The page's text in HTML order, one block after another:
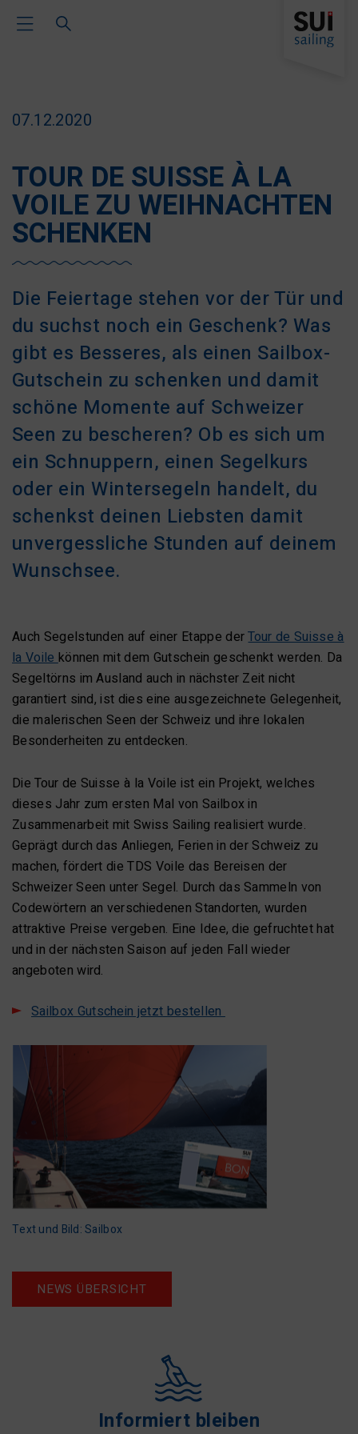
Toggle Main Navigation
07.12.2020
TOUR DE SUISSE À LA
VOILE ZU WEIHNACHTEN
SCHENKEN
Die Feiertage stehen vor der Tür und
du suchst noch ein Geschenk? Was
gibt es Besseres, als einen Sailbox-
Gutschein zu schenken und damit
schöne Momente auf Schweizer
Seen zu bescheren? Ob es sich um
ein Schnuppern, einen Segelkurs
oder ein Wintersegeln handelt, du
schenkst deinen Liebsten damit
unvergessliche Stunden auf deinem
Wunschsee.
Auch Segelstunden auf einer Etappe derTour de Suisse à
la Voile können mit dem Gutschein geschenkt werden. Da
Segeltörns im Ausland auch in nächster Zeit nicht
garantiert sind, ist dies eine ausgezeichnete Gelegenheit,
die malerischen Seen der Schweiz und ihre lokalen
Besonderheiten zu entdecken.
Text und Bild: Sailbox
Die Tour de Suisse à la Voile ist ein Projekt, welches
dieses Jahr zum ersten Mal von Sailbox in
Zusammenarbeit mit Swiss Sailing realisiert wurde.
Geprägt durch das Anliegen, Ferien in der Schweiz zu
machen, fördert die TDS Voile das Bereisen der
Schweizer Seen unter Segel. Durch das Sammeln von
Codewörtern an verschiedenen Standorten, wurden
attraktive Preise vergeben. Eine Idee, die gefruchtet hat
und in der nächsten Saison auf jeden Fall wieder
angeboten wird.
Sailbox Gutschein jetzt bestellen
NEWS ÜBERSICHT
Informiert bleiben